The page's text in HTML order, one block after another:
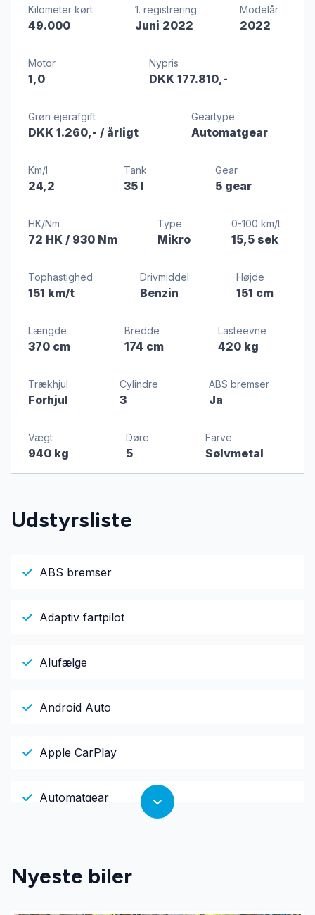
Kilometer kørt
49.000
1. registrering
Juni 2022
Modelår
2022
Motor
1,0
Nypris
DKK 177.810,-
Grøn ejerafgift
DKK 1.260,- / årligt
Geartype
Automatgear
Km/l
24,2
Tank
35 l
Gear
5 gear
HK/Nm
72 HK / 930 Nm
Type
Mikro
0-100 km/t
15,5 sek
Tophastighed
151 km/t
Drivmiddel
Benzin
Højde
151 cm
Længde
370 cm
Bredde
174 cm
Lasteevne
420 kg
Trækhjul
Forhjul
Cylindre
3
ABS bremser
Ja
Vægt
940 kg
Døre
5
Farve
Sølvmetal
Udstyrsliste
ABS bremser
Adaptiv fartpilot
Alufælge
Android Auto
Apple CarPlay
Automatgear
Centrallås
Nyeste biler